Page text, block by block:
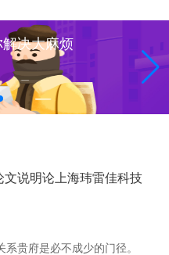
决大麻烦
说明论上海玮雷佳科技
贵府是必不成少的门径。